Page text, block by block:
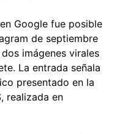
Google fue posible
de septiembre
imágenes virales
La entrada señala
presentado en la
realizada en